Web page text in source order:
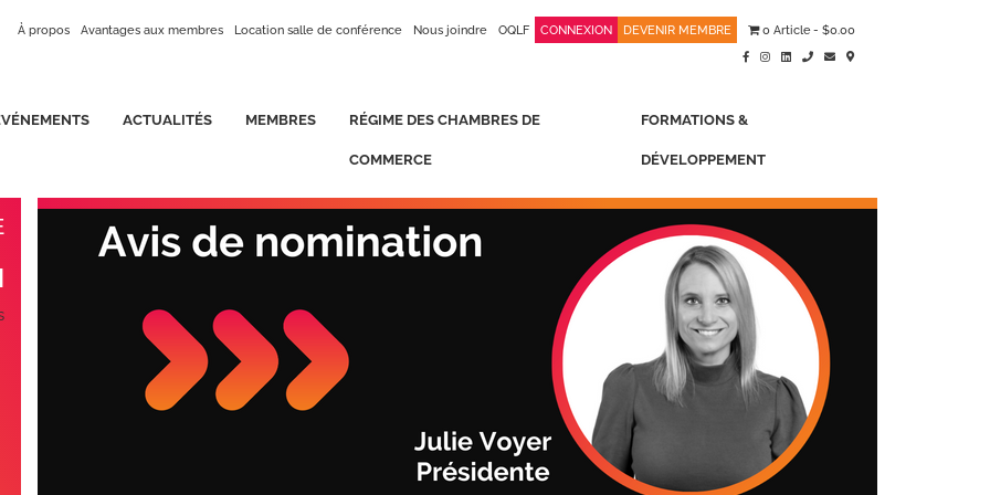
À propos Avantages aux membres Location salle de conférence Nous joindre OQLF CONNEXION DEVENIR MEMBRE 0 Article $0.00
ACTUALITÉS MEMBRES RÉGIME DES CHAMBRES DE
COMMERCE
FORMATIONS &
DÉVELOPPEMENT